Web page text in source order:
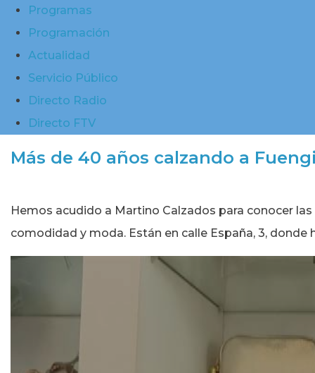
Programas
Programación
Actualidad
Servicio Público
Directo Radio
Directo FTV
Más de 40 años calzando a
Hemos acudido a Martino Calzados para conocer
comodidad y moda. Están en calle España, 3,